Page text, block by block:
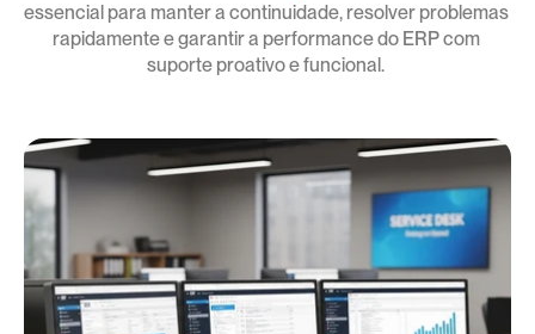
essencial para manter a continuidade, resolver problemas
rapidamente e garantir a performance do ERP com
suporte proativo e funcional.